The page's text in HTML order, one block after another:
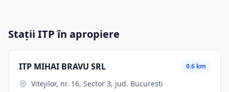
Stații ITP în apropiere
ITP MIHAI BRAVU SRL 0.6 km
Vitejilor, nr. 16, Sector 3, jud. Bucuresti